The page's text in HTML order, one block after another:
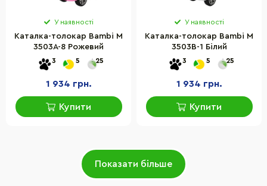
У наявності
Каталка-толокар Bambi M
3503A-8 Рожевий
3 5 25
1 934 грн.
Купити
У наявності
Каталка-толокар Bambi M
3503B-1 Білий
3 5 25
1 934 грн.
Купити
Показати більше